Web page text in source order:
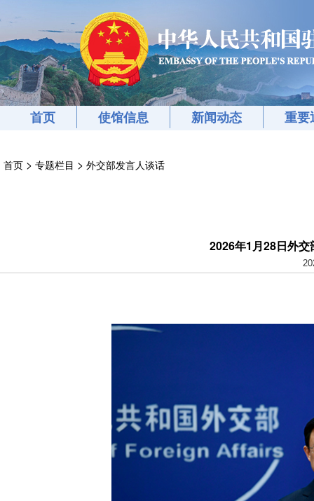
首页 使馆信息 新闻动态 重要
首页 > 专题栏目 > 外交部发言人谈话
2026年1月28日外